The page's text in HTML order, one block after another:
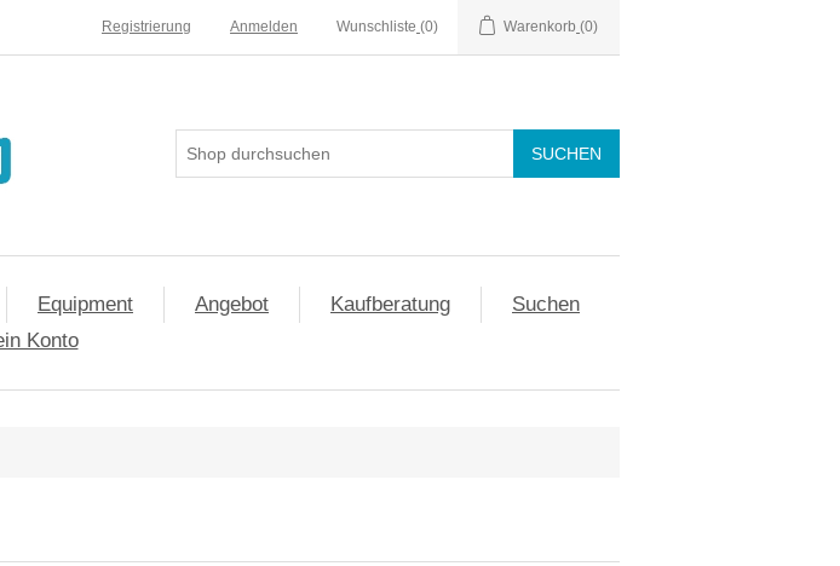
Registrierung Anmelden Wunschliste (0) Warenkorb (0)
Equipment Angebot Kaufberatung
Suchen
Konto